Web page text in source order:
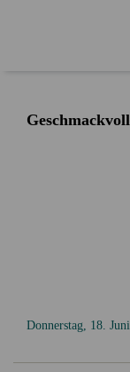
Donnerstag, 18.